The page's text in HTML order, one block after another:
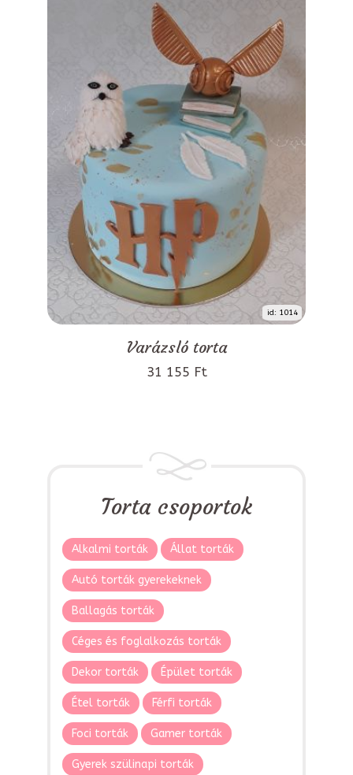
id: 1014
Varázsló torta
31 155 Ft
Torta csoportok
Alkalmi torták Állat torták
Autó torták gyerekeknek
Ballagás torták
Céges és foglalkozás torták
Dekor torták Épület torták
Étel torták Férfi torták
Foci torták Gamer torták
Gyerek szülinapi torták